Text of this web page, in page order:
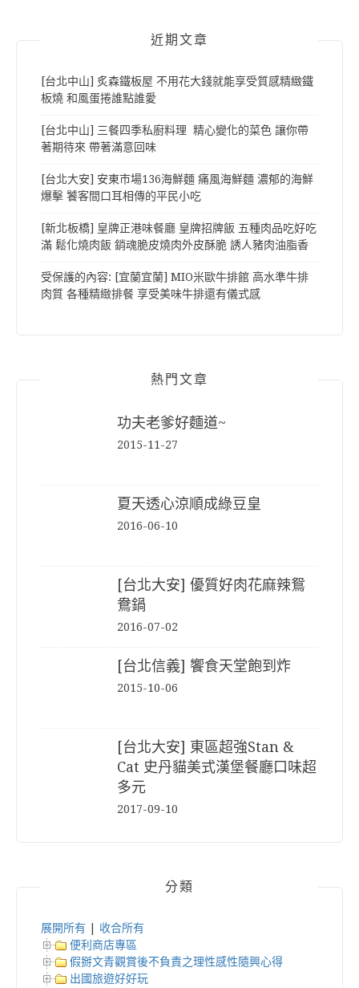
近期文章
[台北中山] 炙森鐵板屋 不用花大錢就能享受質感精緻鐵
板燒 和風蛋捲誰點誰愛
[台北中山] 三餐四季私廚料理 精心變化的菜色 讓你帶
著期待來 帶著滿意回味
[台北大安] 安東市場136海鮮麵 痛風海鮮麵 濃郁的海鮮
爆擊 饕客間口耳相傳的平民小吃
[新北板橋] 皇牌正港味餐廳 皇牌招牌飯 五種肉品吃好吃
滿 鬆化燒肉飯 銷魂脆皮燒肉外皮酥脆 誘人豬肉油脂香
受保護的內容: [宜蘭宜蘭] MIO米歐牛排館 高水準牛排
肉質 各種精緻排餐 享受美味牛排還有儀式感
熱門文章
功夫老爹好麵道~
2015-11-27
夏天透心涼順成綠豆皇
2016-06-10
[台北大安] 優質好肉花麻辣鴛
鴦鍋
2016-07-02
[台北信義] 饗食天堂飽到炸
2015-10-06
[台北大安] 東區超強Stan &
Cat 史丹貓美式漢堡餐廳口味超
多元
2017-09-10
分類
展開所有
收合所有
便利商店專區
假掰文青觀賞後不負責之理性感性隨興心得
出國旅遊好好玩